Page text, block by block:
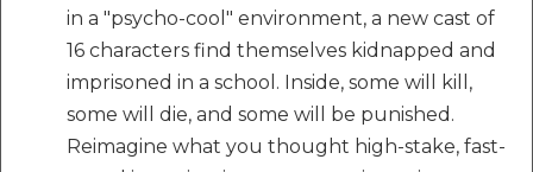
in a "psycho-cool" environment, a new cast of
16 characters find themselves kidnapped and
imprisoned in a school. Inside, some will kill,
some will die, and some will be punished.
Reimagine what you thought high-stake, fast-